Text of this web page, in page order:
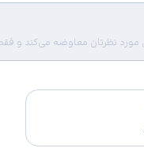
نظرتان معاوضه می‌کند و فقط